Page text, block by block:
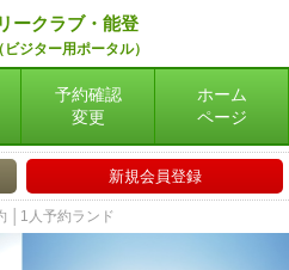
ークラブ・能登
ジター用ポータル）
予約確認
変更
ホーム
ページ
新規会員登録
│1人予約ランド